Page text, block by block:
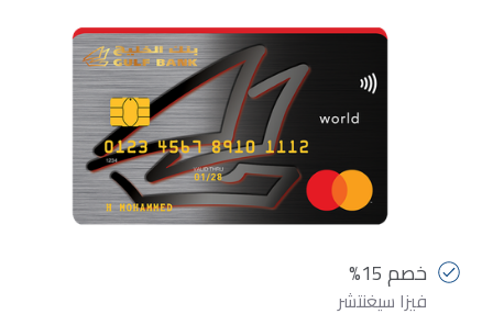
خصم 15%
فيزا سيغنتشر